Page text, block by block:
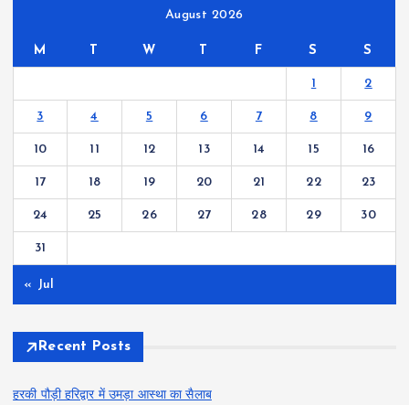
August 2026
M T W T F S S
1 2
3 4 5 6 7 8 9
10 11 12 13 14 15 16
17 18 19 20 21 22 23
24 25 26 27 28 29 30
31
« Jul
Recent Posts
हरकी पौड़ी हरिद्वार में उमड़ा आस्था का सैलाब